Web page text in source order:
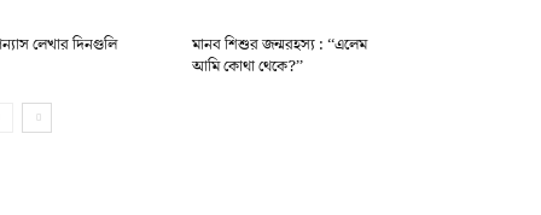
লেখার দিনগুলি
মানব শিশুর জন্মরহস্য : ‘‘এলেম
আমি কোথা থেকে?’’